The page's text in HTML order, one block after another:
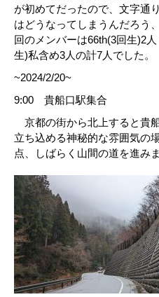
が初めてだったので、文字通
はどうなってしまうんだろう
回のメンバーは66th(3回生)2
生)私含め3人の計7人でした。
~2024/2/20~
9:00 貴船口駅集合
京都の街から北上すると貴
立ち込める神秘的な雰囲気の
点、しばらく山間の道を進みま